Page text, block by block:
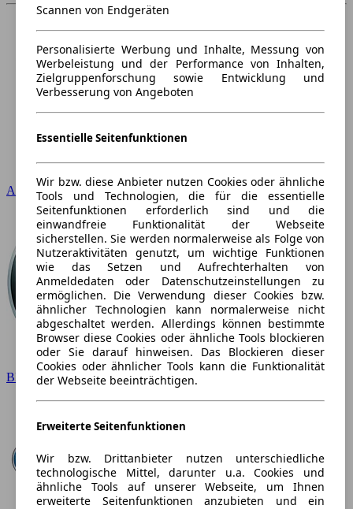
Audi
BMW
Scannen von Endgeräten
Personalisierte Werbung und Inhalte, Messung von
Werbeleistung und der Performance von Inhalten,
Zielgruppenforschung sowie Entwicklung und
Verbesserung von Angeboten
Essentielle Seitenfunktionen
Wir bzw. diese Anbieter nutzen Cookies oder ähnliche
Tools und Technologien, die für die essentielle
Seitenfunktionen erforderlich sind und die
einwandfreie Funktionalität der Webseite
sicherstellen. Sie werden normalerweise als Folge von
Nutzeraktivitäten genutzt, um wichtige Funktionen
wie das Setzen und Aufrechterhalten von
Anmeldedaten oder Datenschutzeinstellungen zu
ermöglichen. Die Verwendung dieser Cookies bzw.
ähnlicher Technologien kann normalerweise nicht
abgeschaltet werden. Allerdings können bestimmte
Browser diese Cookies oder ähnliche Tools blockieren
oder Sie darauf hinweisen. Das Blockieren dieser
Cookies oder ähnlicher Tools kann die Funktionalität
der Webseite beeinträchtigen.
Erweiterte Seitenfunktionen
Wir bzw. Drittanbieter nutzen unterschiedliche
technologische Mittel, darunter u.a. Cookies und
ähnliche Tools auf unserer Webseite, um Ihnen
erweiterte Seitenfunktionen anzubieten und ein